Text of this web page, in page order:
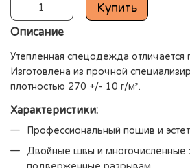
Купить
Описание
Утепленная спецодежда
Изготовлена из прочной
плотностью 270 +/- 10 г/м².
Характеристики:
Профессиональный пошив и
Двойные швы и многочисленные